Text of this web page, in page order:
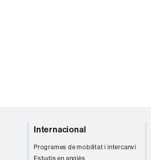
Internacional
Programes de mobilitat i intercanvi
Estudis en anglès